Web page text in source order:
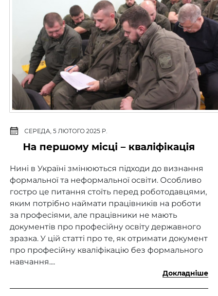
СЕРЕДА, 5 ЛЮТОГО 2025 Р.
На першому місці – кваліфікація
Нині в Україні змінюються підходи до визнання
формальної та неформальної освіти. Особливо
гостро це питання стоїть перед роботодавцями,
яким потрібно наймати працівників на роботи
за професіями, але працівники не мають
документів про професійну освіту державного
зразка. У цій статті про те, як отримати документ
про професійну кваліфікацію без формального
навчання....
Докладніше